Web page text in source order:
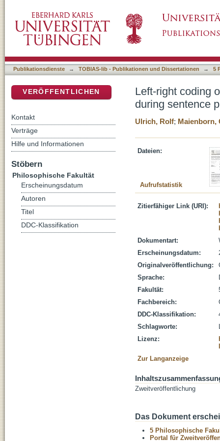
Publikationsdienste → TOBIAS-lib - Publikationen und Dissertationen → 5
Left-right coding
during sentence
Ulrich, Rolf; Maienborn,
Dateien:
Aufrufstatistik
Zitierfähiger Link (URI):
Dokumentart:
Erscheinungsdatum:
Originalveröffentlichung:
Sprache:
Fakultät:
Fachbereich:
DDC-Klassifikation:
Schlagworte:
Lizenz:
Zur Langanzeige
Zweitveröffentlichung
Das Dokument
5 Philosophische
Portal für
VERÖFFENTLICHEN
Kontakt
Verträge
Hilfe und Informationen
Stöbern
Philosophische Fakultät
Erscheinungsdatum
Autoren
Titel
DDC-Klassifikation